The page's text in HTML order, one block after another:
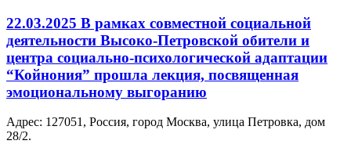
22.03.2025 В рамках совместной социальной
деятельности Высоко-Петровской обители и
центра социально-психологической адаптации
“Койнония” прошла лекция, посвященная
эмоциональному выгоранию
Адрес: 127051, Россия, город Москва, улица Петровка, дом
28/2.